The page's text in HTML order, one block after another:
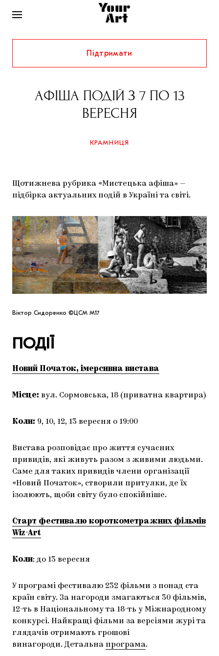
НОВИНИ
ІНТЕРВ’Ю
ХУДОЖНИКИ
АРХІТЕКТУРА
КІНО
РІДНИЙ КРАЙ
САМООРГАНІЗАЦІЇ
МУЗЕЇ
ГАЛЕРЕЇ
АРТЦЕНТРИ
ВИСТАВКИ
ІСТОРІЇ
КНИЖКИ І ЖУРНАЛИ
ДОСЛІДНИЦЬКА ПЛАТФОРМА
ЯК ПІДТРИМУВАТИ УКРАЇНСЬКЕ МИСТЕЦТВО
МАРІУПОЛЬСЬКІ МАРГІНАЛІЇ
CARPATHIAN CULT ПРО РІЗДВЯНІ СВЯТА
КРАМНИЦЯ
Підтримати
АФІША ПОДІЙ З 7 ПО 13
ВЕРЕСНЯ
КРАМНИЦЯ
Щотижнева рубрика «Мистецька афіша» —
підбірка актуальних подій в Україні та світі.
Віктор Сидоренко ©ЦСМ М17
ПОДІЇ
Новий Початок, імерсивна вистава
Місце: вул. Сормовська, 18 (приватна квартира)
Коли: 9, 10, 12, 13 вересня о 19:00
Вистава розповідає про життя сучасних
привидів, які живуть разом з живими людьми.
Саме для таких привидів члени організації
«Новий Початок», створили притулки, де їх
ізолюють, щоби світу було спокійніше.
Старт фестивалю короткометражних фільмів
Wiz-Art
Коли: до 13 вересня
У програмі фестивалю 232 фільми з понад ста
країн світу. За нагороди змагаються 30 фільмів,
12-ть в Національному та 18-ть у Міжнародному
конкурсі. Найкращі фільми за версіями журі та
глядачів отримають грошові
винагороди. Детальна програма.